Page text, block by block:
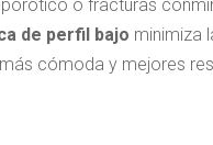
o fracturas
de perfil bajo minimiza
cómoda y mejores